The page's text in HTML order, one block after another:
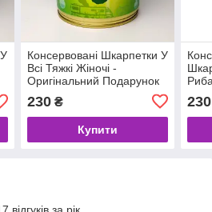
Консервовані Шкарпетки У
Всі Тяжкі Жіночі -
Оригінальний Подарунок
230₴
Купити
230